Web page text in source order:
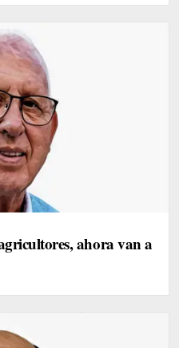
ahora van a